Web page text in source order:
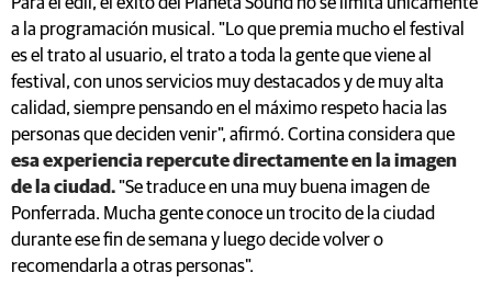
festival, con unos servicios muy destacados y de muy alta
calidad, siempre pensando en el máximo respeto hacia las
personas que deciden venir", afirmó. Cortina considera que
esa experiencia repercute directamente en la imagen
de la ciudad."Se traduce en una muy buena imagen de
Ponferrada. Mucha gente conoce un trocito de la ciudad
durante ese fin de semana y luego decide volver o
recomendarla a otras personas".